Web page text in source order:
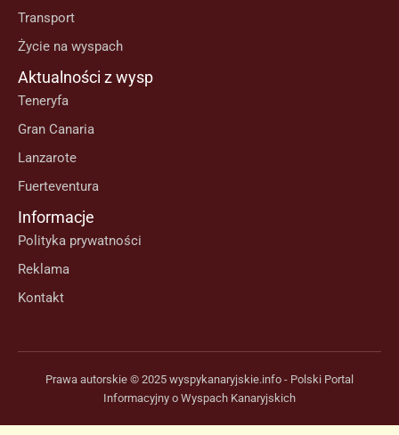
Transport
Życie na wyspach
Aktualności z wysp
Teneryfa
Gran Canaria
Lanzarote
Fuerteventura
Informacje
Polityka prywatności
Reklama
Kontakt
Prawa autorskie © 2025 wyspykanaryjskie.info - Polski Portal
Informacyjny o Wyspach Kanaryjskich